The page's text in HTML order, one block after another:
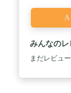
みんなのレ
まだレビュ